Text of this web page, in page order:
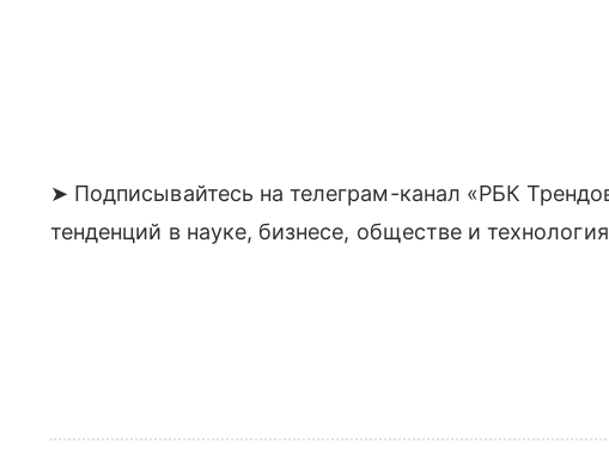
➤ Подписывайтесь на телеграм-канал «РБК
тенденций в науке, бизнесе, обществе и